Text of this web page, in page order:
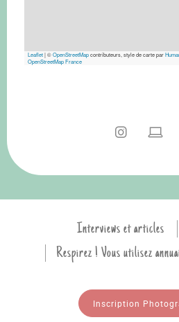
Leaflet|©OpenStreetMapcontributeurs, style de carte par
OpenStreetMap France
Interviews et articles
Respirez ! Vous utilisez
Inscription